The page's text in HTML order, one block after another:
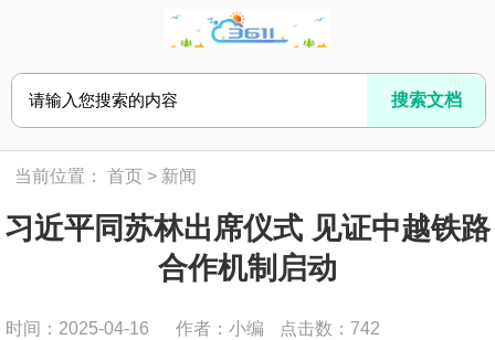
当前位置：首页 > 新闻
习近平同苏林出席仪式 见证中越铁路
合作机制启动
时间：2025-04-16 作者：小编 点击数： 742